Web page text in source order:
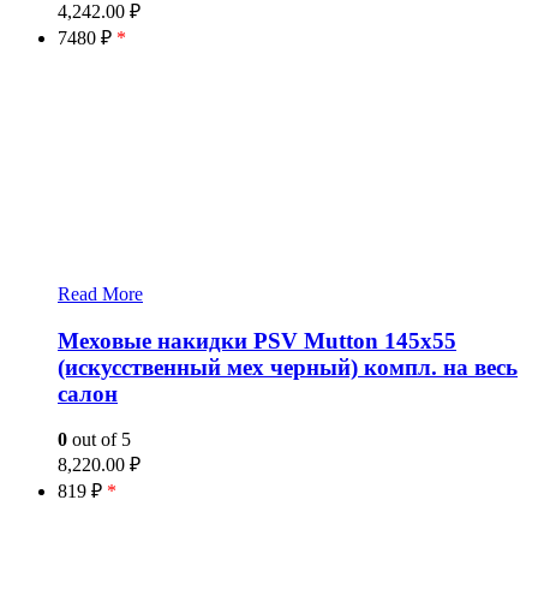
4,242.00 ₽
7480 ₽ *
Read More
Меховые накидки PSV Mutton 145х55
(искусственный мех черный) компл. на весь
салон
0 out of 5
8,220.00 ₽
819 ₽ *